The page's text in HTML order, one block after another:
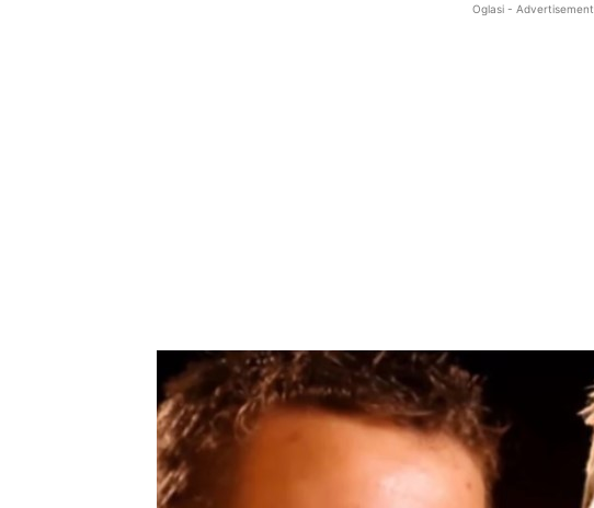
Oglasi - Advertisement